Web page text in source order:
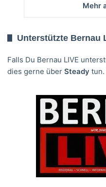
Mehr
Unterstützte Bernau
Falls Du Bernau LIVE
dies gerne über Steady tun.